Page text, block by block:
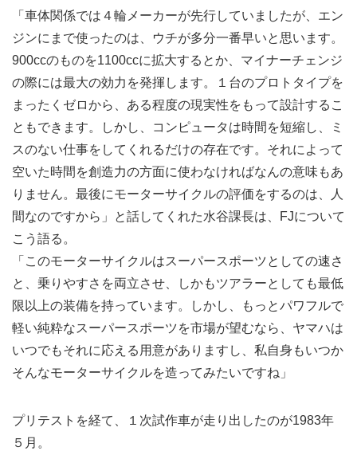
「車体関係では４輪メーカーが先行していましたが、エン
ジンにまで使ったのは、ウチが多分一番早いと思います。
900ccのものを1100ccに拡大するとか、マイナーチェンジ
の際には最大の効力を発揮します。１台のプロトタイプを
まったくゼロから、ある程度の現実性をもって設計するこ
ともできます。しかし、コンピュータは時間を短縮し、ミ
スのない仕事をしてくれるだけの存在です。それによって
空いた時間を創造力の方面に使わなければなんの意味もあ
りません。最後にモーターサイクルの評価をするのは、人
間なのですから」と話してくれた水谷課長は、FJについて
こう語る。
「このモーターサイクルはスーパースポーツとしての速さ
と、乗りやすさを両立させ、しかもツアラーとしても最低
限以上の装備を持っています。しかし、もっとパワフルで
軽い純粋なスーパースポーツを市場が望むなら、ヤマハは
いつでもそれに応える用意がありますし、私自身もいつか
そんなモーターサイクルを造ってみたいですね」
プリテストを経て、１次試作車が走り出したのが1983年
５月。